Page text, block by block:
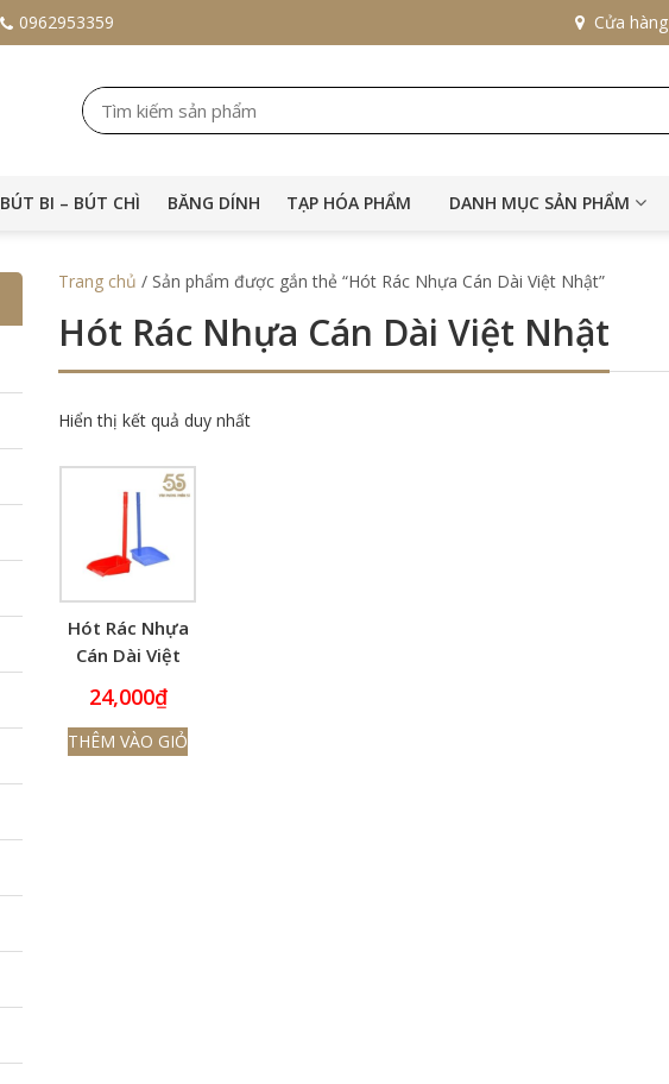
0962953359 Cửa hàng
BÚT BI – BÚT CHÌ BĂNG DÍNH TẠP HÓA PHẨM DANH MỤC SẢN PHẨM
Trang chủ / Sản phẩm được gắn thẻ “Hót Rác Nhựa Cán Dài Việt Nhật”
Hót Rác Nhựa Cán Dài Việt Nhật
Hiển thị kết quả duy nhất
Hót Rác Nhựa
Cán Dài Việt
24,000₫
THÊM VÀO GIỎ